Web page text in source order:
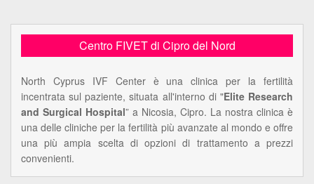
Centro FIVET di Cipro del Nord
North Cyprus IVF Center è una clinica per la fertilità
incentrata sul paziente, situata all'interno di "Elite Research
and Surgical Hospital” a Nicosia, Cipro. La nostra clinica è
una delle cliniche per la fertilità più avanzate al mondo e offre
una più ampia scelta di opzioni di trattamento a prezzi
convenienti.